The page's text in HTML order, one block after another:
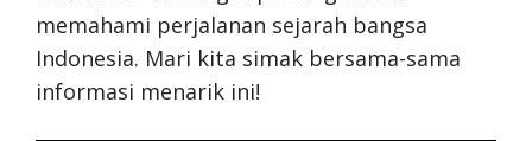
memahami perjalanan sejarah bangsa
Indonesia. Mari kita simak bersama-sama
informasi menarik ini!